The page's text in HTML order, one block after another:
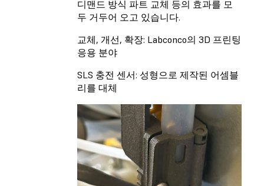
디맨드 방식 파트 교체 등의 효과를 모
두 거두어 오고 있습니다.
교체, 개선, 확장: Labconco의 3D 프린팅
응용 분야
SLS 충전 센서: 성형으로 제작된 어셈블
리를 대체